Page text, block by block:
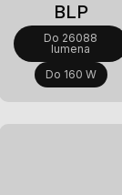
BLP
Do 26088
lumena
Do 160 W